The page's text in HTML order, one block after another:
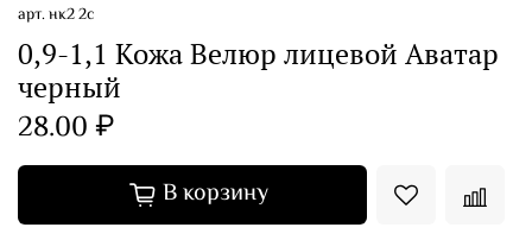
арт.нк2 2с
0,9-1,1 Кожа Велюр лицевой Аватар
черный
28.00 ₽
В корзину